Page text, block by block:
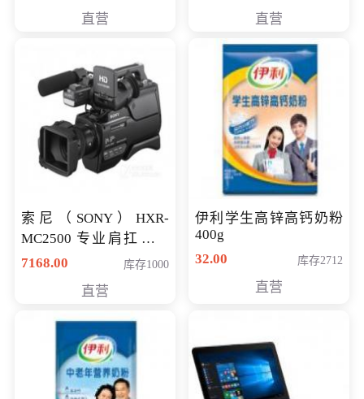
直营 直营
索尼（SONY）HXR-
MC2500 专业肩扛式存
储卡全高清摄录一体机
清入门级摄像机
7168.00 库存1000
直营
伊利学生高锌高钙奶粉
400g
32.00
库存2712
直营